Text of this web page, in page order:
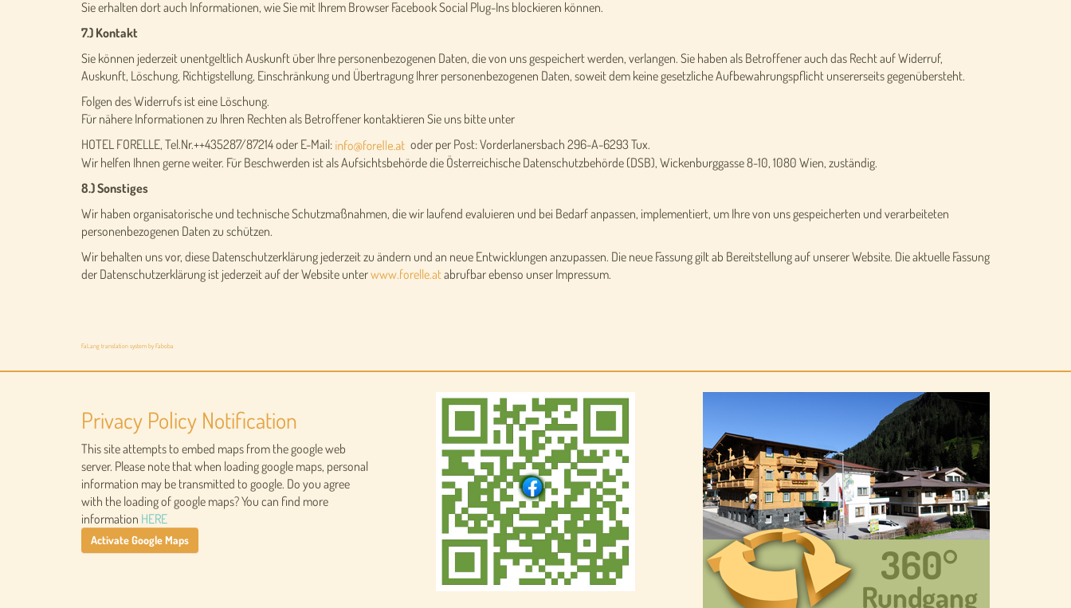
Sie erhalten dort auch Informationen, wie Sie mit Ihrem Browser Facebook Social Plug-Ins blockieren können.
7.) Kontakt
Sie können jederzeit unentgeltlich Auskunft über Ihre personenbezogenen Daten, die von uns gespeichert werden, verlangen. Sie haben als Betroffener auch das Recht auf Widerruf,
Auskunft, Löschung, Richtigstellung, Einschränkung und Übertragung Ihrer personenbezogenen Daten, soweit dem keine gesetzliche Aufbewahrungspflicht unsererseits gegenübersteht.
Folgen des Widerrufs ist eine Löschung.
Für nähere Informationen zu Ihren Rechten als Betroffener kontaktieren Sie uns bitte unter
HOTEL FORELLE, Tel.Nr.++435287/87214 oder E-Mail:
oder per Post: Vorderlanersbach 296-A-6293 Tux.
Wir helfen Ihnen gerne weiter. Für Beschwerden ist als Aufsichtsbehörde die Österreichische Datenschutzbehörde (DSB), Wickenburggasse 8-10, 1080 Wien, zuständig.
8.) Sonstiges
Wir haben organisatorische und technische Schutzmaßnahmen, die wir laufend evaluieren und bei Bedarf anpassen, implementiert, um Ihre von uns gespeicherten und verarbeiteten
personenbezogenen Daten zu schützen.
Wir behalten uns vor, diese Datenschutzerklärung jederzeit zu ändern und an neue Entwicklungen anzupassen. Die neue Fassung gilt ab Bereitstellung auf unserer Website. Die aktuelle Fassung
der Datenschutzerklärung ist jederzeit auf der Website unterwww.forelle.atabrufbar ebenso unser Impressum.
FaLang translation system by Faboba
Privacy Policy Notification
This site attempts to embed maps from the google web
server. Please note that when loading google maps, personal
information may be transmitted to google. Do you agree
with the loading of google maps? You can find more
information HERE